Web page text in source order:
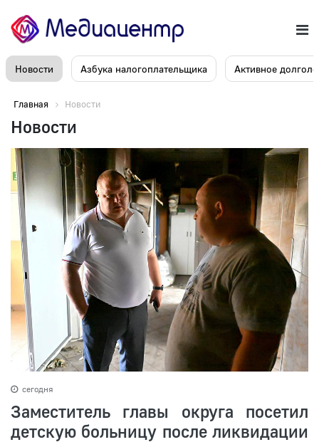
Новости Азбука налогоплательщика Активное
Главная Новости
Новости
сегодня
Заместитель главы округа посетил
детскую больницу после ликвидации